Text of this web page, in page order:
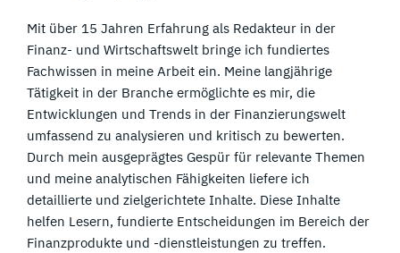
Wha
tsap
teile
n
Face
boo
k
teile
n
Twit
ter
teile
n
Mit über 15 Jahren Erfahrung als Redakteur in der
Finanz- und Wirtschaftswelt bringe ich fundiertes
Fachwissen in meine Arbeit ein. Meine langjährige
Tätigkeit in der Branche ermöglichte es mir, die
Entwicklungen und Trends in der Finanzierungswelt
umfassend zu analysieren und kritisch zu bewerten.
Durch mein ausgeprägtes Gespür für relevante Themen
und meine analytischen Fähigkeiten liefere ich
detaillierte und zielgerichtete Inhalte. Diese Inhalte
helfen Lesern, fundierte Entscheidungen im Bereich der
Finanzprodukte und -dienstleistungen zu treffen.